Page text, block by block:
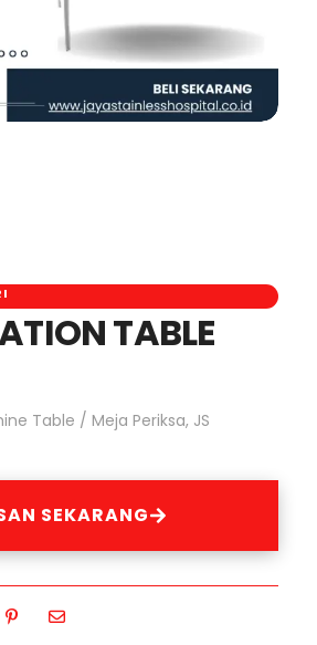
TABLE
Table / Meja Periksa, JS
SEKARANG